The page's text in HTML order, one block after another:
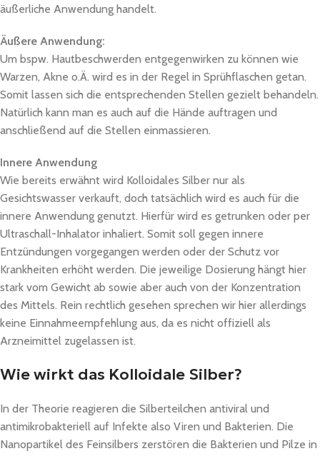
äußerliche Anwendung handelt.
Äußere Anwendung:
Um bspw. Hautbeschwerden entgegenwirken zu können wie
Warzen, Akne o.Ä. wird es in der Regel in Sprühflaschen getan.
Somit lassen sich die entsprechenden Stellen gezielt behandeln.
Natürlich kann man es auch auf die Hände auftragen und
anschließend auf die Stellen einmassieren.
Innere Anwendung
Wie bereits erwähnt wird Kolloidales Silber nur als
Gesichtswasser verkauft, doch tatsächlich wird es auch für die
innere Anwendung genutzt. Hierfür wird es getrunken oder per
Ultraschall-Inhalator inhaliert. Somit soll gegen innere
Entzündungen vorgegangen werden oder der Schutz vor
Krankheiten erhöht werden. Die jeweilige Dosierung hängt hier
stark vom Gewicht ab sowie aber auch von der Konzentration
des Mittels. Rein rechtlich gesehen sprechen wir hier allerdings
keine Einnahmeempfehlung aus, da es nicht offiziell als
Arzneimittel zugelassen ist.
Wie wirkt das Kolloidale Silber?
In der Theorie reagieren die Silberteilchen antiviral und
antimikrobakteriell auf Infekte also Viren und Bakterien. Die
Nanopartikel des Feinsilbers zerstören die Bakterien und Pilze in